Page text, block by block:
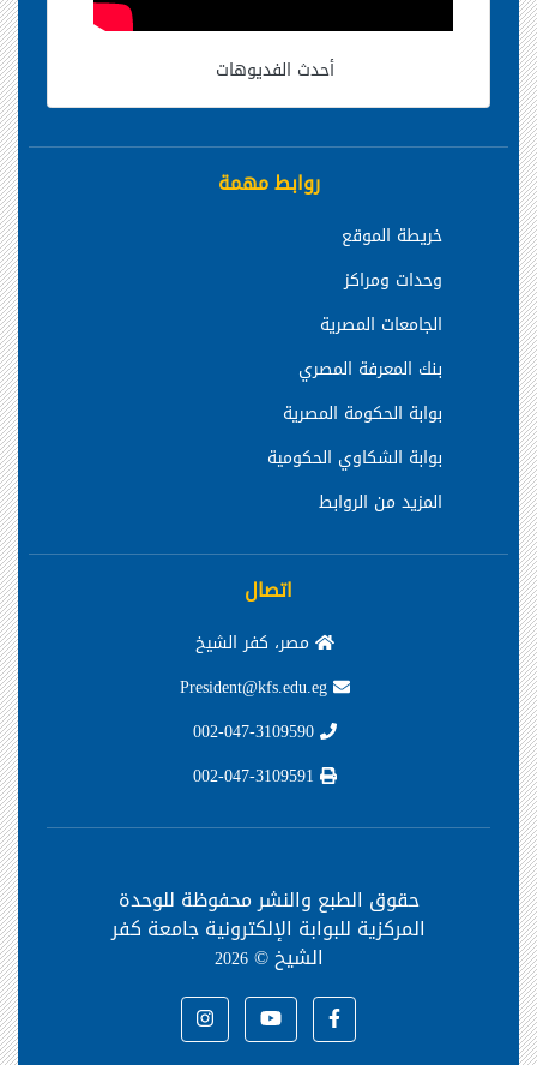
أحدث الفديوهات
روابط مهمة
خريطة الموقع
وحدات ومراكز
الجامعات المصرية
بنك المعرفة المصري
بوابة الحكومة المصرية
بوابة الشكاوي الحكومية
المزيد من الروابط
اتصال
مصر، كفر الشيخ
حقوق الطبع والنشر محفوظة للوحدة
المركزية للبوابة الإلكترونية جامعة كفر
الشيخ ©2026